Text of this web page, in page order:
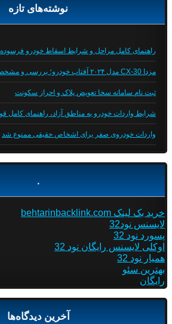
نوشته‌های تازه
راهنمای کامل مراحل و شرایط اسقاط خودرو فرسوده (14 مرداد
مزدا CX-30 مدل ۲۰۲۴ آفتاب خودرو؛ بررسی و مشخصات فنی
ثبت نام سامانه سخا تعویض پلاک و احراز سکونت
شرایط واردات خودرو به مناطق آزاد، راهنمای کامل
واردات خودروی صفر برای اشخاص حقیقی ممنوع شد
.
خرید بک لینک behtarinbacklink.com
لایسنس نود32
پسورد نود 32
اوکلی لایسنس رایگان نود 32
همیار نود 32
بهترین سئو
رایگان
آخرین دیدگاه‌ها